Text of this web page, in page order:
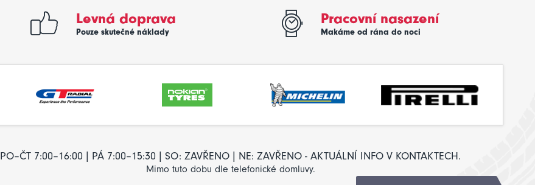
Levná doprava
Pouze skutečné náklady
Pracovní nasazení
Makáme od rána do noci
PO–ČT 7:00–16:00 | PÁ 7:00–15:30 | SO: ZAVŘENO | NE: ZAVŘENO - AKTUÁLNÍ INFO V KONTAKTECH.
Mimo tuto dobu dle telefonické domluvy.